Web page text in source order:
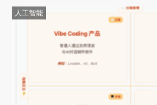
人工智能